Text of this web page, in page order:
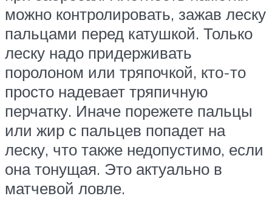
можно контролировать, зажав леску
пальцами перед катушкой. Только
леску надо придерживать
поролоном или тряпочкой, кто-то
просто надевает тряпичную
перчатку. Иначе порежете пальцы
или жир с пальцев попадет на
леску, что также недопустимо, если
она тонущая. Это актуально в
матчевой ловле.